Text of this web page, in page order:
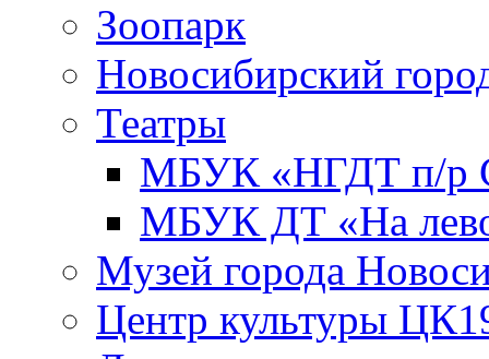
Зоопарк
Новосибирский
Театры
МБУК «НГДТ п/р
МБУК ДТ «На
Музей города
Центр культуры